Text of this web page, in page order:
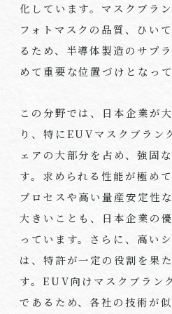
化しています。マスクブラ
フォトマスクの品質、ひい
るため、半導体製造のサプ
めて重要な位置づけとなって
この分野では、日本企業が
り、特にEUVマスクブラン
ェアの大部分を占め、強固
す。求められる性能が極め
プロセスや高い量産安定性
大きいことも、日本企業の
っています。さらに、高い
は、特許が一定の役割を果
す。EUV向けマスクブラン
であるため、各社の技術が